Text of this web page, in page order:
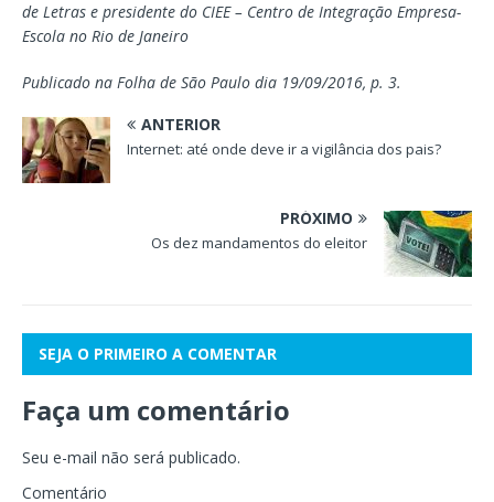
de Letras e presidente do CIEE – Centro de Integração Empresa-
Escola no Rio de Janeiro
Publicado na Folha de São Paulo dia 19/09/2016, p. 3.
ANTERIOR
Internet: até onde deve ir a vigilância dos pais?
PRÓXIMO
Os dez mandamentos do eleitor
SEJA O PRIMEIRO A COMENTAR
Faça um comentário
Seu e-mail não será publicado.
Comentário